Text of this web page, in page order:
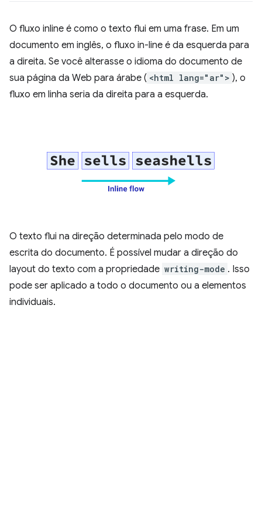
O fluxo inline é como o texto flui em uma frase. Em um
documento em inglês, o fluxo in-line é da esquerda para
a direita. Se você alterasse o idioma do documento de
sua página da Web para árabe ( <html lang="ar"> ), o
fluxo em linha seria da direita para a esquerda.
O texto flui na direção determinada pelo modo de
escrita do documento. É possível mudar a direção do
layout do texto com a propriedade writing-mode . Isso
pode ser aplicado a todo o documento ou a elementos
individuais.